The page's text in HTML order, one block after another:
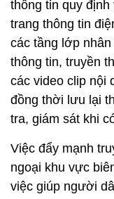
thông tin quy
trang thông tin
các tầng lớp
thông tin, truyền
các video clip nội
đồng thời lưu lại
tra, giám sát khi
Việc đẩy mạnh
ngoại khu vực
việc giúp người